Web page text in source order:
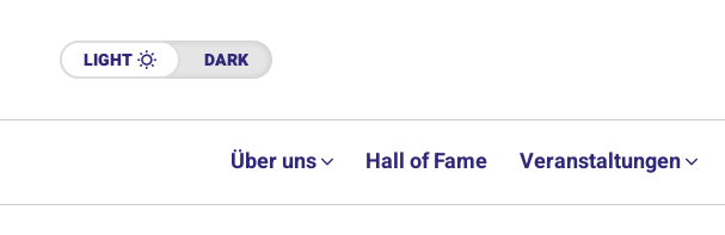
LIGHT DARK
Über uns Hall of Fame Veranstaltungen